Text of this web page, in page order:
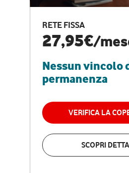
RETE FISSA
27,95€/
Nessun vincolo
permanenza
VERIFICA LA
SCOPRI
CASA PRO
RETE FISSA +
29,95€
VERIFICA